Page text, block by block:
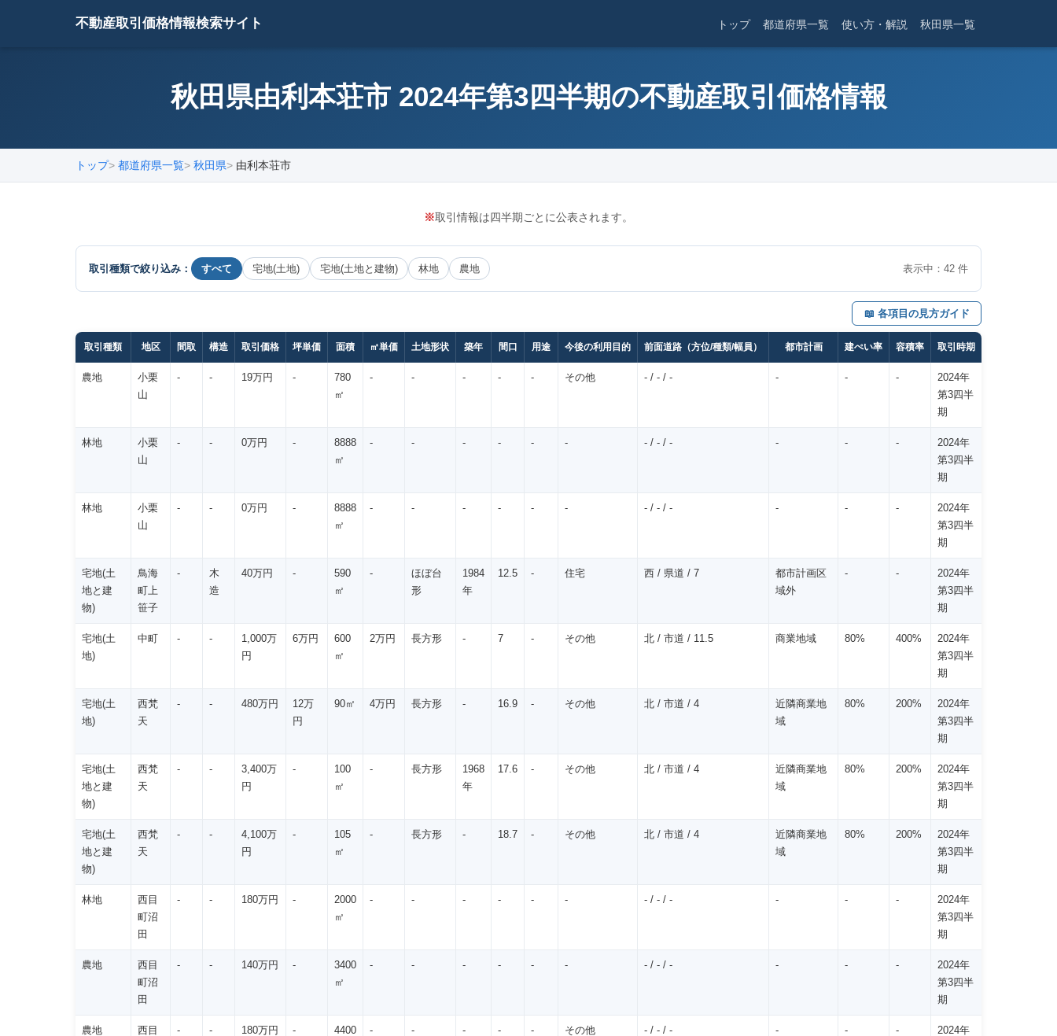
不動産取引価格情報検索サイト トップ 都道府県一覧 使い方・解説 秋田県一覧
秋田県由利本荘市 2024年第3四半期の不動産取引価格情報
トップ 都道府県一覧 秋田県 由利本荘市
※取引情報は四半期ごとに公表されます。
取引種類で絞り込み： すべて 宅地(土地) 宅地(土地と建物) 林地 農地 表示中： 42 件
📖 各項目の見方ガイド
取引種類 地区 間取 構造 取引価格 坪単価 面積 ㎡単価 土地形状 築年 間口 用途 今後の利用目的 前面道路（方位/種類/幅員） 都市計画 建ぺい率 容積率 取引時期
農地
小栗
山
- - 19万円 -
780
㎡
- - - - - その他 - / - / - - - -
2024年
第3四半
期
林地
小栗
山
- - 0万円 -
8888
㎡
- - - - - - - / - / - - - -
2024年
第3四半
期
林地
小栗
山
- - 0万円 -
8888
㎡
- - - - - - - / - / - - - -
2024年
第3四半
期
宅地(土
地と建
物)
鳥海
町上
笹子
-
木
造
40万円 -
590
㎡
-
ほぼ台
形
1984
年
12.5 - 住宅 西 / 県道 / 7
都市計画区
域外
- -
2024年
第3四半
期
宅地(土
地)
中町 - -
1,000万
円
6万円
600
㎡
2万円 長方形 - 7 - その他 北 / 市道 / 11.5 商業地域 80% 400%
2024年
第3四半
期
宅地(土
地)
西梵
天
- - 480万円
12万
円
90㎡ 4万円 長方形 - 16.9 - その他 北 / 市道 / 4
近隣商業地
域
80% 200%
2024年
第3四半
期
宅地(土
地と建
物)
西梵
天
- -
3,400万
円
-
100
㎡
- 長方形
1968
年
17.6 - その他 北 / 市道 / 4
近隣商業地
域
80% 200%
2024年
第3四半
期
宅地(土
地と建
物)
西梵
天
- -
4,100万
円
-
105
㎡
- 長方形 - 18.7 - その他 北 / 市道 / 4
近隣商業地
域
80% 200%
2024年
第3四半
期
林地
西目
町沼
田
- - 180万円 -
2000
㎡
- - - - - - - / - / - - - -
2024年
第3四半
期
農地
西目
町沼
田
- - 140万円 -
3400
㎡
- - - - - - - / - / - - - -
2024年
第3四半
期
農地
西目
- - 180万円 -
4400
- - - - - その他 - / - / - - - -
2024年